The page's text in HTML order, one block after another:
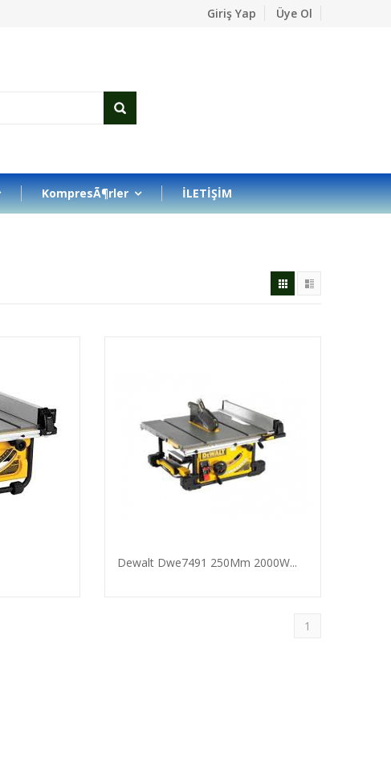
Giriş Yap Üye Ol
KompresÃ¶rler İLETİŞİM
Dewalt Dwe7491 250Mm 2000W...
1